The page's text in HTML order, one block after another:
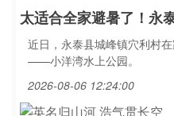
太适合全家避暑了！永
近日，永泰县城峰镇穴利村
——小洋湾水上公园。
2026-08-06 12:24:00